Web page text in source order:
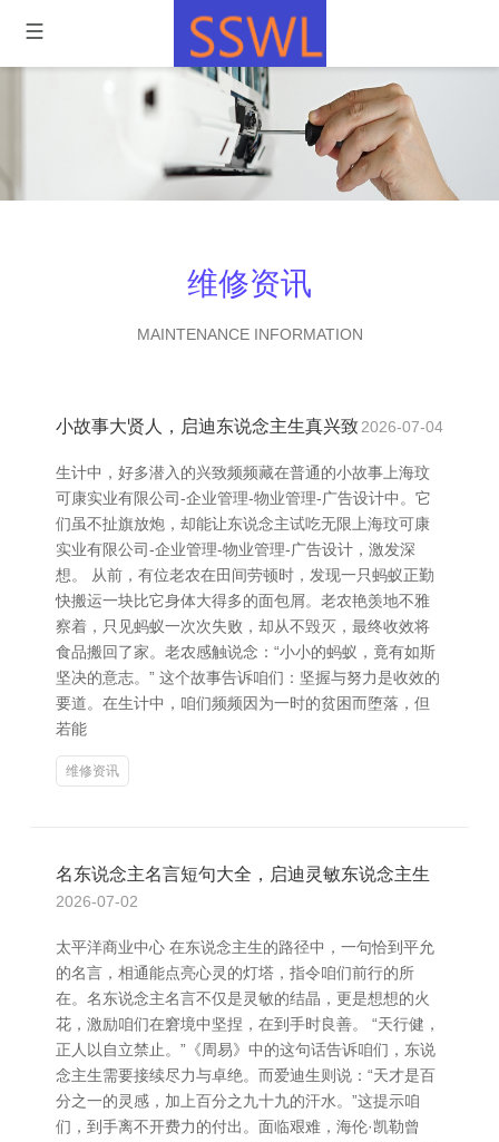
维修资讯
MAINTENANCE INFORMATION
小故事大贤人，启迪东说念主生真兴致2026-07-04
生计中，好多潜入的兴致频频藏在普通的小故事上海玟
可康实业有限公司-企业管理-物业管理-广告设计中。它
们虽不扯旗放炮，却能让东说念主试吃无限上海玟可康
实业有限公司-企业管理-物业管理-广告设计，激发深
想。 从前，有位老农在田间劳顿时，发现一只蚂蚁正勤
快搬运一块比它身体大得多的面包屑。老农艳羡地不雅
察着，只见蚂蚁一次次失败，却从不毁灭，最终收效将
食品搬回了家。老农感触说念：“小小的蚂蚁，竟有如斯
坚决的意志。” 这个故事告诉咱们：坚握与努力是收效的
要道。在生计中，咱们频频因为一时的贫困而堕落，但
若能
维修资讯
名东说念主名言短句大全，启迪灵敏东说念主生
2026-07-02
太平洋商业中心 在东说念主生的路径中，一句恰到平允
的名言，相通能点亮心灵的灯塔，指令咱们前行的所
在。名东说念主名言不仅是灵敏的结晶，更是想想的火
花，激励咱们在窘境中坚捏，在到手时良善。 “天行健，
正人以自立禁止。”《周易》中的这句话告诉咱们，东说
念主生需要接续尽力与卓绝。而爱迪生则说：“天才是百
分之一的灵感，加上百分之九十九的汗水。”这提示咱
们，到手离不开费力的付出。面临艰难，海伦·凯勒曾